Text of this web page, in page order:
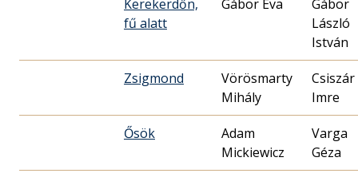
Kerekerdőn,
fű alatt
Gábor Éva
Gábor
László
István
Zsigmond
Vörösmarty
Mihály
Csiszár
Imre
Ősök
Adam
Mickiewicz
Varga
Géza